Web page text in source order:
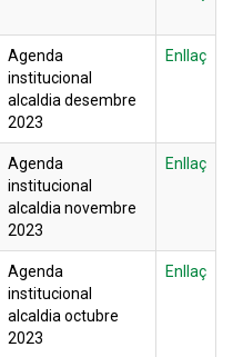
Agenda
institucional
alcaldia desembre
2023
Enllaç
Agenda
institucional
alcaldia novembre
2023
Enllaç
Agenda
institucional
alcaldia octubre
2023
Enllaç